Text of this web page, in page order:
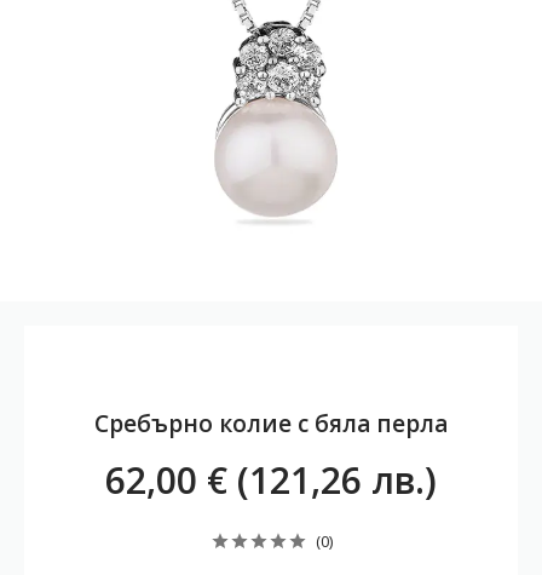
Сребърно колие с бяла перла
62,00 € (121,26 лв.)
(0)